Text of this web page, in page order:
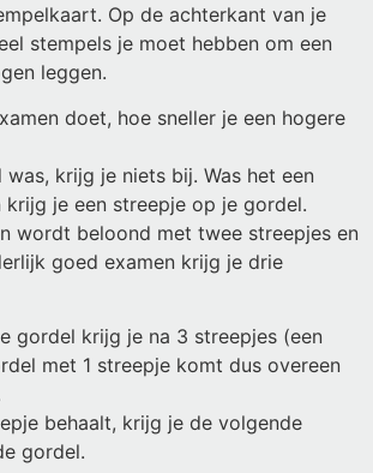
Op de achterkant van je
stempels je moet hebben om een
leggen.
doet, hoe sneller je een hogere
krijg je niets bij. Was het een
krijg je een streepje op je gordel.
wordt beloond met twee streepjes en
goed examen krijg je drie
gordel krijg je na 3 streepjes (een
met 1 streepje komt dus overeen
behaalt, krijg je de volgende
gordel.